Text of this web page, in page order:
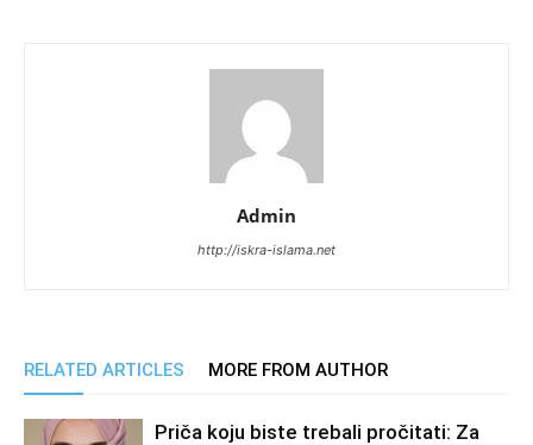
Admin
http://iskra-islama.net
RELATED ARTICLES MORE FROM AUTHOR
Priča koju biste trebali pročitati: Za